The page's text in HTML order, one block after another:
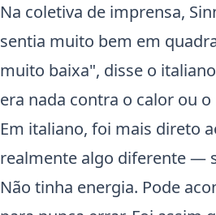
Na coletiva de imprensa,
sentia muito bem em
muito baixa", disse o
era nada contra o calor ou
Em italiano, foi mais direto
realmente algo diferente —
Não tinha energia. Pode